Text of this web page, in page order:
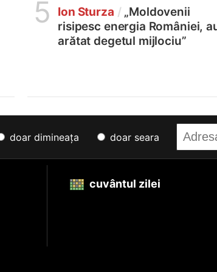
5 Ion Sturza / „Moldovenii
risipesc energia României,
arătat degetul mijlociu”
doar dimineața doar seara
cuvântul zilei